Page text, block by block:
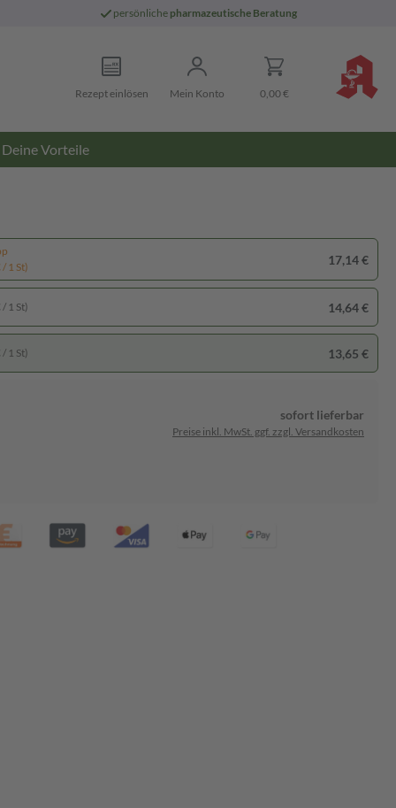
persönliche pharmazeutische Beratung
Rezept einlösen Mein Konto 0,00 €
Deine Vorteile
1 St)
17,14 €
1 St) 14,64 €
1 St) 13,65 €
sofort lieferbar
Preise inkl. MwSt. ggf. zzgl. Versandkosten